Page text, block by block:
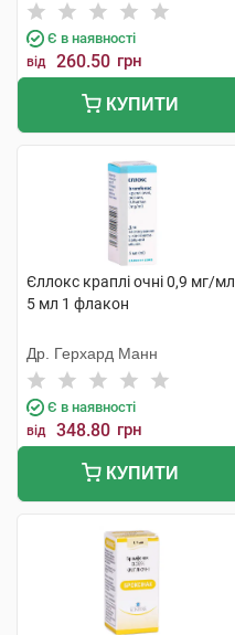
Є в наявності
від 260.50 грн
КУПИТИ
Єллокс краплі очні 0,9 мг/мл
5 мл 1 флакон
Др. Герхард Манн
Є в наявності
від 348.80 грн
КУПИТИ